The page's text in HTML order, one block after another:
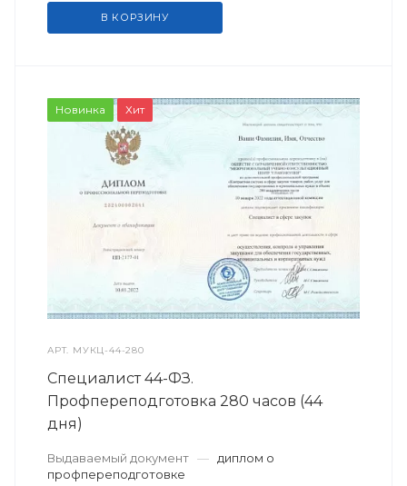
В КОРЗИНУ
Новинка Хит
АРТ. МУКЦ-44-280
Специалист 44-ФЗ.
Профпереподготовка 280 часов (44
дня)
Выдаваемый документ —
диплом о
профпереподготовке